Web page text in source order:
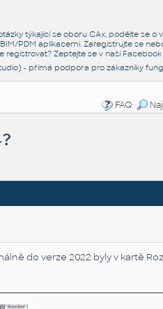
týkající se oboru CAx, podělte se o
PDM aplikacemi. Zaregistrujte se
registrovat? Zeptejte se v naší
- přímá podpora pro zákazníky
FAQ
do verze 2022 byly v kartě